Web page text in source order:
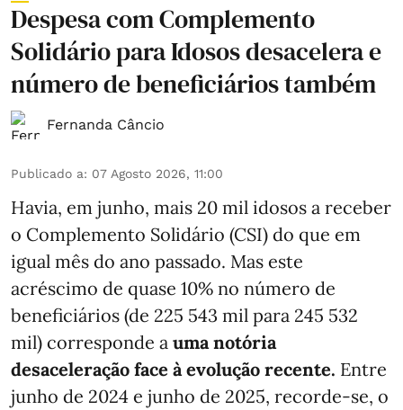
Despesa com Complemento
Solidário para Idosos desacelera e
número de beneficiários também
Fernanda Câncio
Publicado a: 07 Agosto 2026, 11:00
Havia, em junho, mais 20 mil idosos a receber
o Complemento Solidário (CSI) do que em
igual mês do ano passado. Mas este
acréscimo de quase 10% no número de
beneficiários (de 225 543 mil para 245 532
mil) corresponde a uma notória
desaceleração face à evolução recente. Entre
junho de 2024 e junho de 2025, recorde-se, o